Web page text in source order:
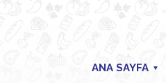
ANA SAYFA